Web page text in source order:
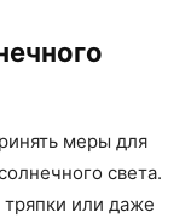
меры для
света.
или даже